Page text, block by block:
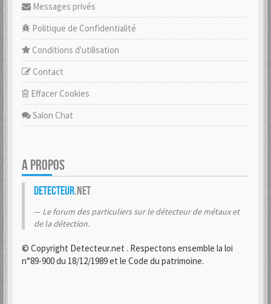
Messages privés
Politique de Confidentialité
Conditions d'utilisation
Contact
Effacer Cookies
Salon Chat
A PROPOS
Detecteur.net
Le forum des particuliers sur le détecteur de métaux et
de la détection.
© Copyright Detecteur.net . Respectons ensemble la loi
n°89-900 du 18/12/1989 et le Code du patrimoine.